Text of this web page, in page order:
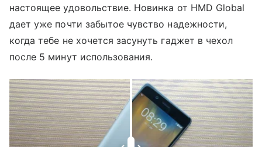
настоящее удовольствие. Новинка от HMD Global
дает уже почти забытое чувство надежности,
когда тебе не хочется засунуть гаджет в чехол
после 5 минут использования.